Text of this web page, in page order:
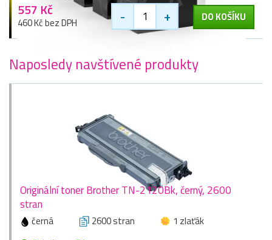
557 Kč
460 Kč bez DPH - + DO KOŠÍKU
Naposledy navštívené produkty
Originální toner Brother TN-2120Bk, černý, 2600
stran
černá 2600 stran
1 zlaťák